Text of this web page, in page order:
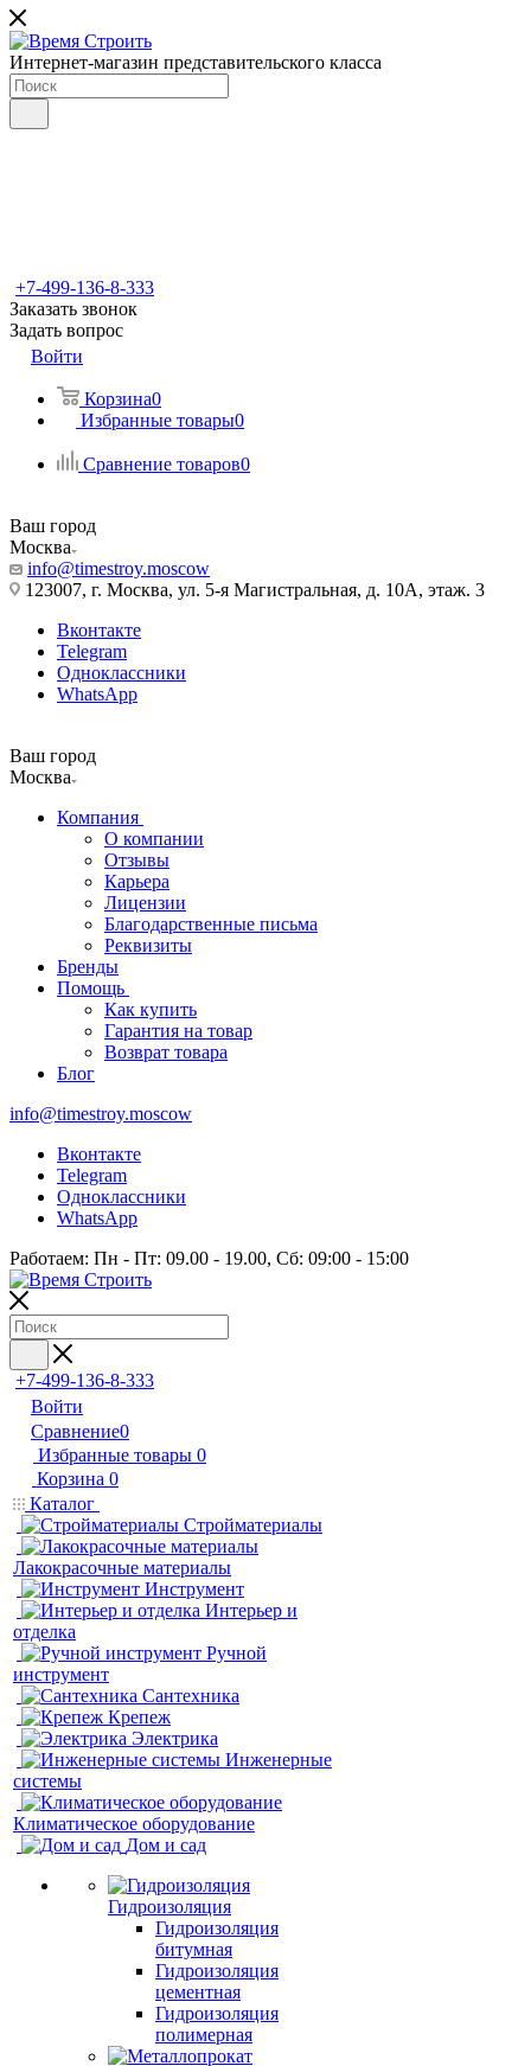
Интернет-магазин представительского класса
+7-499-136-8-333
Заказать звонок
Задать вопрос
Войти
Корзина0
Избранные товары0
Сравнение товаров0
Ваш город
Москва
info@timestroy.moscow
123007, г. Москва, ул. 5-я Магистральная, д. 10А, этаж. 3
Вконтакте
Telegram
Одноклассники
WhatsApp
Ваш город
Москва
Компания
О компании
Отзывы
Карьера
Лицензии
Благодарственные письма
Реквизиты
Бренды
Помощь
Как купить
Гарантия на товар
Возврат товара
Блог
info@timestroy.moscow
Вконтакте
Telegram
Одноклассники
WhatsApp
Работаем: Пн - Пт: 09.00 - 19.00, Сб: 09:00 - 15:00
+7-499-136-8-333
Войти
Сравнение0
Избранные товары 0
Корзина 0
Каталог
Стройматериалы
Лакокрасочные материалы
Инструмент
Интерьер и
отделка
Ручной
инструмент
Сантехника
Крепеж
Электрика
Инженерные
системы
Климатическое оборудование
Дом и сад
Гидроизоляция
Гидроизоляция
битумная
Гидроизоляция
цементная
Гидроизоляция
полимерная